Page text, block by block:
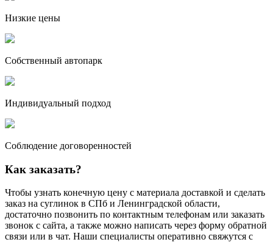
Низкие цены
Собственный автопарк
Индивидуальный подход
Соблюдение договоренностей
Как заказать?
Чтобы узнать конечную цену с материала доставкой и сделать
заказ на суглинок в СПб и Ленинградской области,
достаточно позвонить по контактным телефонам или заказать
звонок с сайта, а также можно написать через форму обратной
связи или в чат. Наши специалисты оперативно свяжутся с